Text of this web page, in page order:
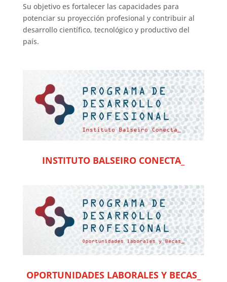
Su objetivo es fortalecer las capacidades para
potenciar su proyección profesional y contribuir al
desarrollo científico, tecnológico y productivo del
país.
INSTITUTO BALSEIRO CONECTA_
OPORTUNIDADES LABORALES Y BECAS_